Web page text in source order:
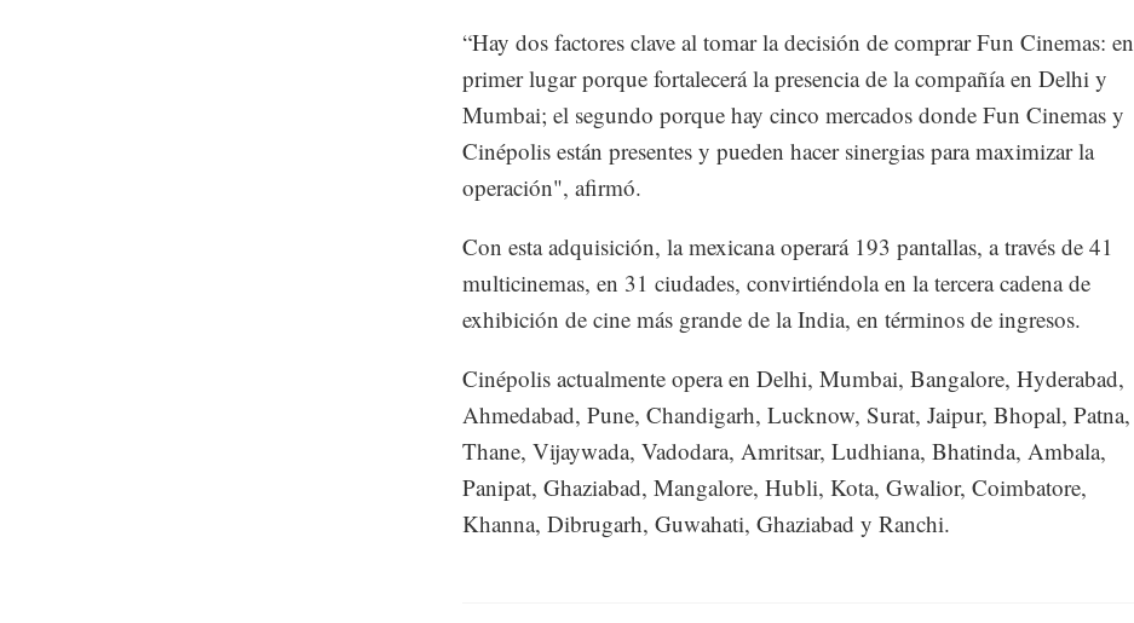
“Hay dos factores clave al tomar la decisión de comprar Fun Cinemas: en
primer lugar porque fortalecerá la presencia de la compañía en Delhi y
Mumbai; el segundo porque hay cinco mercados donde Fun Cinemas y
Cinépolis están presentes y pueden hacer sinergias para maximizar la
operación", afirmó.
Con esta adquisición, la mexicana operará 193 pantallas, a través de 41
multicinemas, en 31 ciudades, convirtiéndola en la tercera cadena de
exhibición de cine más grande de la India, en términos de ingresos.
Cinépolis actualmente opera en Delhi, Mumbai, Bangalore, Hyderabad,
Ahmedabad, Pune, Chandigarh, Lucknow, Surat, Jaipur, Bhopal, Patna,
Thane, Vijaywada, Vadodara, Amritsar, Ludhiana, Bhatinda, Ambala,
Panipat, Ghaziabad, Mangalore, Hubli, Kota, Gwalior, Coimbatore,
Khanna, Dibrugarh, Guwahati, Ghaziabad y Ranchi.